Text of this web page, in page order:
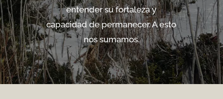
entender su fortaleza y
capacidad de permanecer. A esto
nos sumamos.